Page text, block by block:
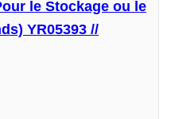
le Stockage ou le
YR05393 //